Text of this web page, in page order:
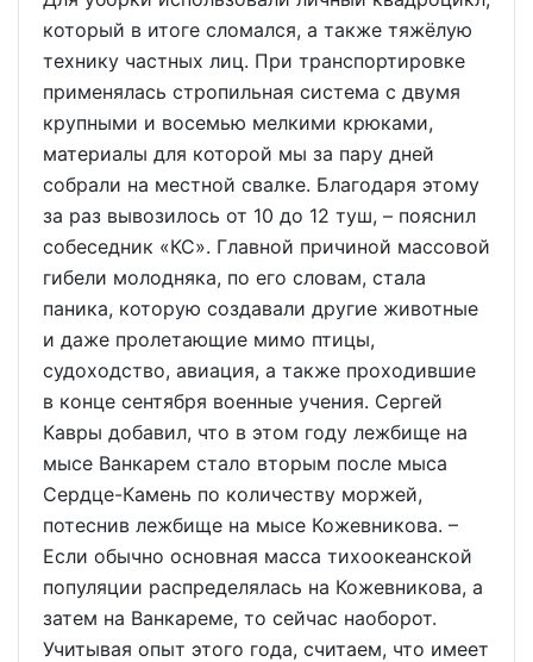
который в итоге сломался, а также тяжёлую
технику частных лиц. При транспортировке
применялась стропильная система с двумя
крупными и восемью мелкими крюками,
материалы для которой мы за пару дней
собрали на местной свалке. Благодаря этому
за раз вывозилось от 10 до 12 туш, – пояснил
собеседник «КС». Главной причиной массовой
гибели молодняка, по его словам, стала
паника, которую создавали другие животные
и даже пролетающие мимо птицы,
судоходство, авиация, а также проходившие
в конце сентября военные учения. Сергей
Кавры добавил, что в этом году лежбище на
мысе Ванкарем стало вторым после мыса
Сердце-Камень по количеству моржей,
потеснив лежбище на мысе Кожевникова. –
Если обычно основная масса тихоокеанской
популяции распределялась на Кожевникова, а
затем на Ванкареме, то сейчас наоборот.
Учитывая опыт этого года, считаем, что имеет